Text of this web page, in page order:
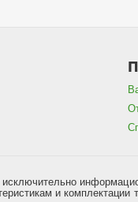
и комплектации